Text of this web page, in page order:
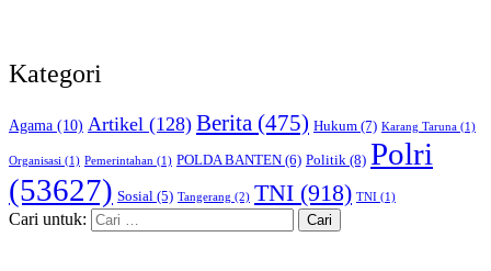
Kategori
Agama (10) Artikel (128) Berita (475) Hukum (7) Karang Taruna (1)
Organisasi (1) Pemerintahan (1) POLDA BANTEN (6) Politik (8) Polri
(53627) Sosial (5) Tangerang (2) TNI (918) TNI (1)
Cari untuk: